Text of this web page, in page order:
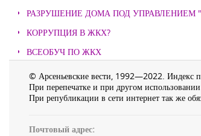
РАЗРУШЕНИЕ ДОМА ПОД УПРАВЛЕНИЕМ
КОРРУПЦИЯ В ЖКХ?
ВСЕОБУЧ ПО ЖКХ
© Арсеньевские вести, 1992—2022. Индекс
При перепечатке и при другом
При републикации в сети интернет так же
Почтовый адрес: